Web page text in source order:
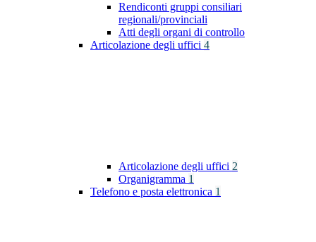
Rendiconti gruppi consiliari
regionali/provinciali
Atti degli organi di controllo
Articolazione degli uffici 4
Articolazione degli uffici 2
Organigramma 1
Telefono e posta elettronica 1